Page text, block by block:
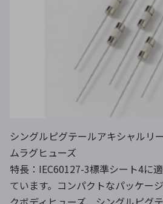
シングルピグテールアキシャル
ムラグヒューズ
特長：IEC60127-3標準シート4に
ています。コンパクトなパッケー